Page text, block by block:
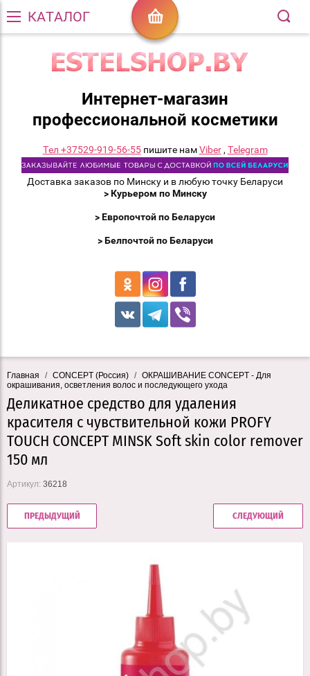
КАТАЛОГ
Интернет-магазин
профессиональной косметики
Тел +37529-919-56-55пишите намViber, Telegram
Доставка заказов по Минску и в любую точку Беларуси
> Курьером по Минску
> Европочтой по Беларуси
> Белпочтой по Беларуси
Главная / CONCEPT (Россия) / ОКРАШИВАНИЕ CONCEPT - Для
окрашивания, осветления волос и последующего ухода
Деликатное средство для удаления
красителя с чувствительной кожи PROFY
TOUCH CONCEPT MINSK Soft skin color remover
150 мл
Артикул: 36218
ПРЕДЫДУЩИЙ СЛЕДУЮЩИЙ